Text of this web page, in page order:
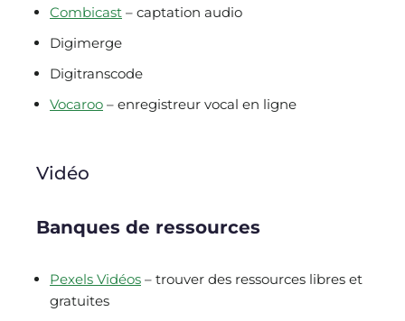
Combicast – captation audio
Digimerge
Digitranscode
Vocaroo – enregistreur vocal en ligne
Vidéo
Banques de ressources
Pexels Vidéos – trouver des ressources libres et
gratuites